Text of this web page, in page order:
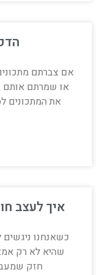
אם צברתם
או שמרתם אותם
את המתכונים
איך לעצב
כשאנחנו
שהיא לא רק
חזק